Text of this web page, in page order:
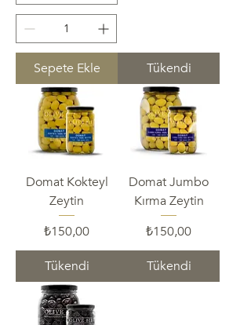
Sepete Ekle Tükendi
Domat Kokteyl
Zeytin
Fiyat
₺150,00
Tükendi
Domat Jumbo
Kırma Zeytin
Fiyat
₺150,00
Tükendi